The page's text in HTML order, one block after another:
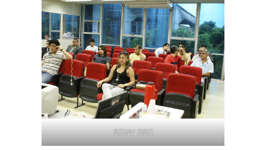
SONY DSC